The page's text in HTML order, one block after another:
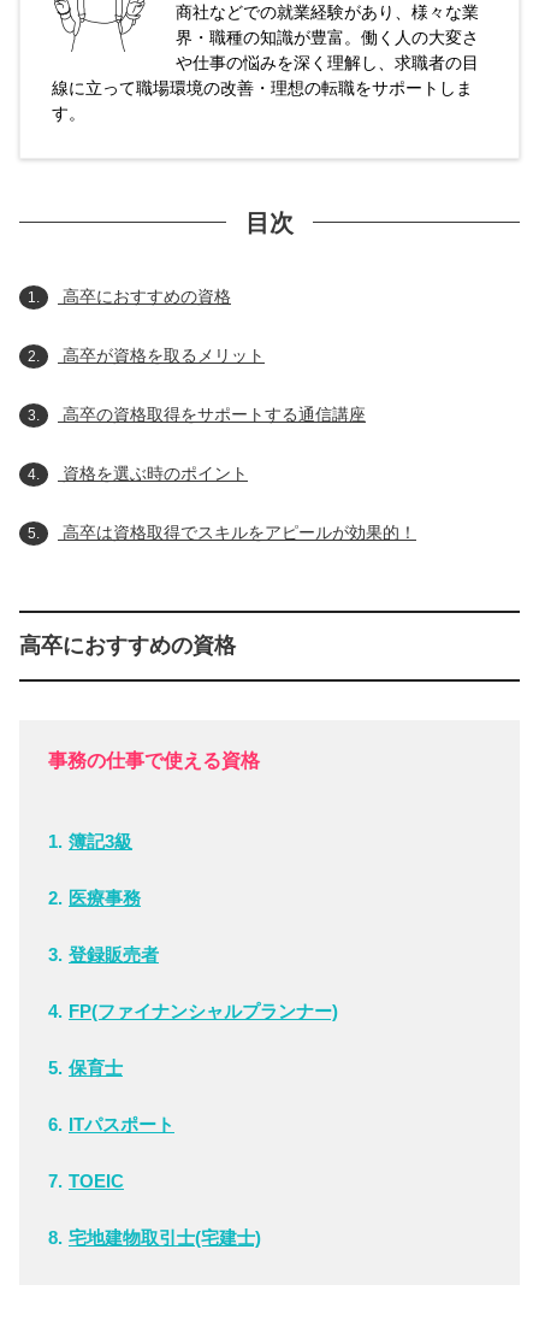
商社などでの就業経験があり、様々な業
界・職種の知識が豊富。働く人の大変さ
や仕事の悩みを深く理解し、求職者の目
線に立って職場環境の改善・理想の転職をサポートしま
す。
目次
1. 高卒におすすめの資格
2. 高卒が資格を取るメリット
3. 高卒の資格取得をサポートする通信講座
4. 資格を選ぶ時のポイント
5. 高卒は資格取得でスキルをアピールが効果的！
高卒におすすめの資格
事務の仕事で使える資格
簿記3級
医療事務
登録販売者
FP(ファイナンシャルプランナー)
保育士
ITパスポート
TOEIC
宅地建物取引士(宅建士)